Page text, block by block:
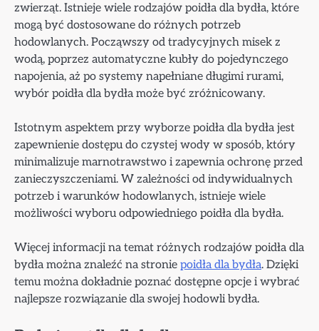
zwierząt. Istnieje wiele rodzajów poidła dla bydła, które
mogą być dostosowane do różnych potrzeb
hodowlanych. Począwszy od tradycyjnych misek z
wodą, poprzez automatyczne kubły do pojedynczego
napojenia, aż po systemy napełniane długimi rurami,
wybór poidła dla bydła może być zróżnicowany.
Istotnym aspektem przy wyborze poidła dla bydła jest
zapewnienie dostępu do czystej wody w sposób, który
minimalizuje marnotrawstwo i zapewnia ochronę przed
zanieczyszczeniami. W zależności od indywidualnych
potrzeb i warunków hodowlanych, istnieje wiele
możliwości wyboru odpowiedniego poidła dla bydła.
Więcej informacji na temat różnych rodzajów poidła dla
bydła można znaleźć na stronie poidła dla bydła. Dzięki
temu można dokładnie poznać dostępne opcje i wybrać
najlepsze rozwiązanie dla swojej hodowli bydła.